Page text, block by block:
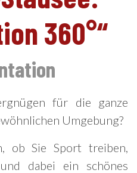
360°“
für die ganze
Umgebung?
ob Sie Sport treiben,
dabei ein schönes